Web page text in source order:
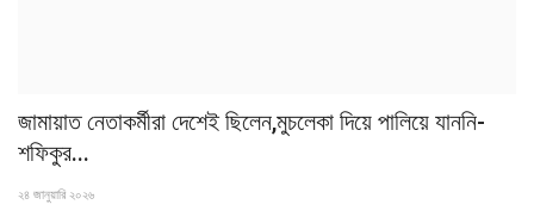
জামায়াত নেতাকর্মীরা দেশেই ছিলেন,মুচলেকা দিয়ে পালিয়ে যাননি-
শফিকুর...
২৪ জানুয়ারি ২০২৬